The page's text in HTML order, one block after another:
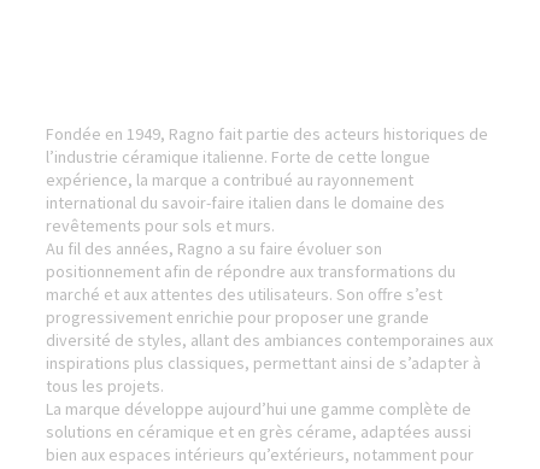
Fondée en 1949, Ragno fait partie des acteurs historiques de
l’industrie céramique italienne. Forte de cette longue
expérience, la marque a contribué au rayonnement
international du savoir-faire italien dans le domaine des
revêtements pour sols et murs.
Au fil des années, Ragno a su faire évoluer son
positionnement afin de répondre aux transformations du
marché et aux attentes des utilisateurs. Son offre s’est
progressivement enrichie pour proposer une grande
diversité de styles, allant des ambiances contemporaines aux
inspirations plus classiques, permettant ainsi de s’adapter à
tous les projets.
La marque développe aujourd’hui une gamme complète de
solutions en céramique et en grès cérame, adaptées aussi
bien aux espaces intérieurs qu’extérieurs, notamment pour